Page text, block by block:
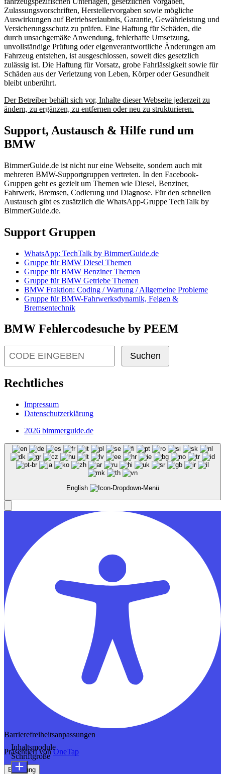
Zulassungsvorschriften, Herstellervorgaben sowie mögliche
Auswirkungen auf Betriebserlaubnis, Garantie, Gewährleistung und
Versicherungsschutz zu prüfen. Eine Haftung für Schäden, die
durch unsachgemäße Anwendung, fehlerhafte Umsetzung,
unvollständige Prüfung oder eigenverantwortliche Änderungen am
Fahrzeug entstehen, ist ausgeschlossen, soweit dies gesetzlich
zulässig ist. Die Haftung für Vorsatz, grobe Fahrlässigkeit sowie für
Schäden aus der Verletzung von Leben, Körper oder Gesundheit
bleibt unberührt.
Der Betreiber behält sich vor, Inhalte dieser Webseite jederzeit zu
ändern, zu ergänzen, zu entfernen oder neu zu strukturieren.
Support, Austausch & Hilfe rund um
BMW
BimmerGuide.de ist nicht nur eine Webseite, sondern auch mit
mehreren BMW-Supportgruppen vertreten. In den Facebook-
Gruppen geht es gezielt um Themen wie Diesel, Benziner,
Fahrwerk, Bremsen, Codierung und Diagnose. Für den schnellen
Austausch gibt es zusätzlich die WhatsApp-Gruppe TechTalk by
BimmerGuide.de.
Support Gruppen
WhatsApp: TechTalk by BimmerGuide.de
Gruppe für BMW Diesel Themen
Gruppe für BMW Benziner Themen
Gruppe für BMW Getriebe Themen
BMW Fraktion: Coding / Wartung / Allgemeine Probleme
Gruppe für BMW-Fahrwerksdynamik, Felgen &
Bremsentechnik
BMW Fehlercodesuche by PEEM
Suchen
Rechtliches
Impressum
Datenschutzerklärung
2026 bimmerguide.de
English
Barrierefreiheitsanpassungen
Präsentiert vonOneTap
Erklärung
Inhaltsmodule
Schriftgröße